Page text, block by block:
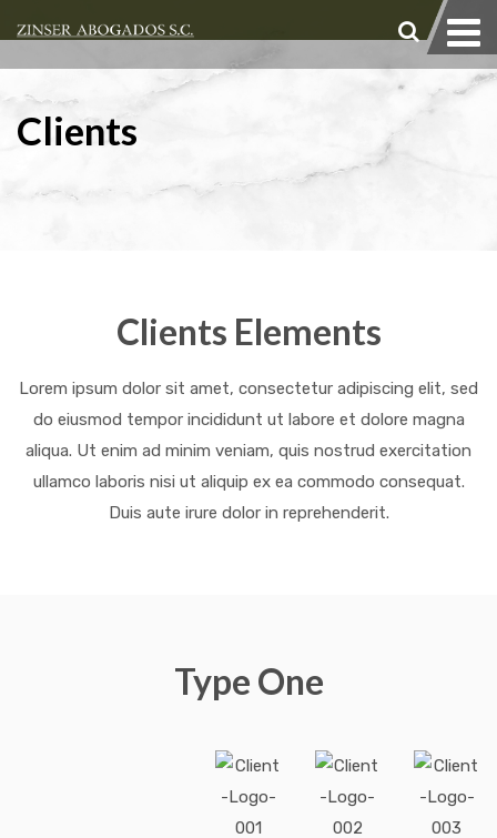
Clients
Clients Elements
Lorem ipsum dolor sit amet, consectetur adipiscing elit, sed
do eiusmod tempor incididunt ut labore et dolore magna
aliqua. Ut enim ad minim veniam, quis nostrud exercitation
ullamco laboris nisi ut aliquip ex ea commodo consequat.
Duis aute irure dolor in reprehenderit.
Type One